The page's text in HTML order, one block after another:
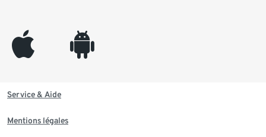
appleinc android
Service & Aide
Mentions légales